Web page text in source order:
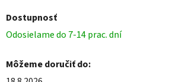
Dostupnosť
Odosielame do 7-14 prac. dní
Môžeme doručiť do: